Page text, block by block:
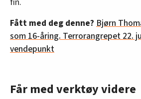
Fått med deg denne? Bjørn
som 16-åring. Terrorangrepet 22.
vendepunkt
Får med verktøy videre